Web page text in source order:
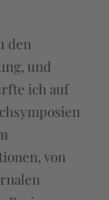
den
und
ich auf
von